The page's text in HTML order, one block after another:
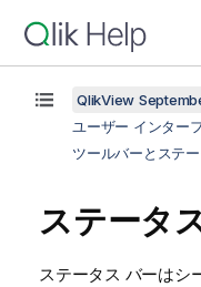
QlikView
ユーザー インター
ツールバーとステ
ステータ
ステータス バーはシ